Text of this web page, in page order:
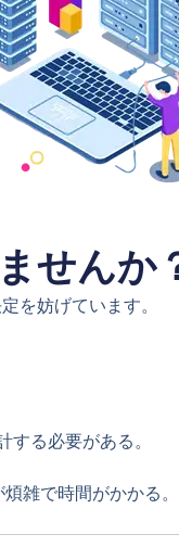
せんか
を妨げています。
る必要がある。
雑で時間がかかる。